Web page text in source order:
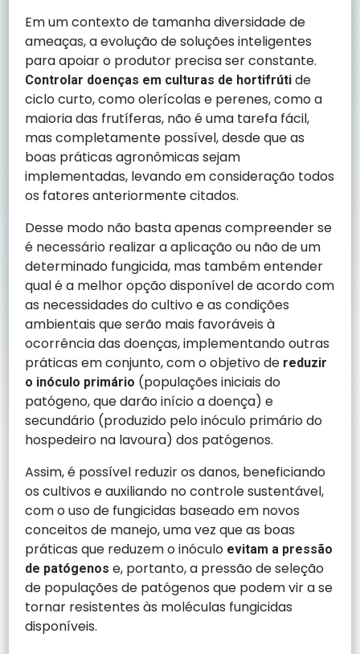
Em um contexto de tamanha diversidade de
ameaças, a evolução de soluções inteligentes
para apoiar o produtor precisa ser constante.
Controlar doenças em culturas de hortifrúti de
ciclo curto, como olerícolas e perenes, como a
maioria das frutíferas, não é uma tarefa fácil,
mas completamente possível, desde que as
boas práticas agronômicas sejam
implementadas, levando em consideração todos
os fatores anteriormente citados.
Desse modo não basta apenas compreender se
é necessário realizar a aplicação ou não de um
determinado fungicida, mas também entender
qual é a melhor opção disponível de acordo com
as necessidades do cultivo e as condições
ambientais que serão mais favoráveis à
ocorrência das doenças, implementando outras
práticas em conjunto, com o objetivo de reduzir
o inóculo primário (populações iniciais do
patógeno, que darão início a doença) e
secundário (produzido pelo inóculo primário do
hospedeiro na lavoura) dos patógenos.
Assim, é possível reduzir os danos, beneficiando
os cultivos e auxiliando no controle sustentável,
com o uso de fungicidas baseado em novos
conceitos de manejo, uma vez que as boas
práticas que reduzem o inóculo evitam a pressão
de patógenose, portanto, a pressão de seleção
de populações de patógenos que podem vir a se
tornar resistentes às moléculas fungicidas
disponíveis.